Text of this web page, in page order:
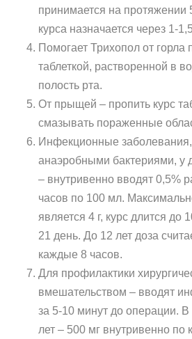
принимается на протяжении
курса назначается через 1-
Помогает Трихопол от горла
таблеткой, растворенной в
полость рта.
От прыщей – пропить курс
смазывать пораженные
Инфекционные
анаэробными бактериями, у
– внутривенно вводят 0,5%
часов по 100 мл.
является 4 г, курс длится до
21 день. До 12 лет доза
каждые 8 часов.
Для профилактики
вмешательством – вводят
за 5-10 минут до операции.
лет – 500 мг внутривенно по